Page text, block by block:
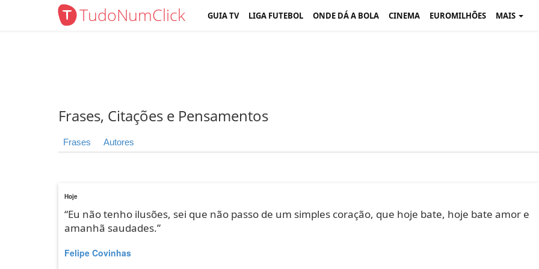
TudoNumClick GUIA TV LIGA FUTEBOL ONDE DÁ A BOLA CINEMA EUROMILHÕES MAIS
Frases, Citações e Pensamentos
Frases Autores
Hoje
“Eu não tenho ilusões, sei que não passo de um simples coração, que hoje bate, hoje bate amor e
amanhã saudades.”
Felipe Covinhas